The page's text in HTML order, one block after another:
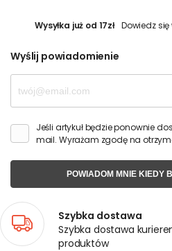
Wysyłka już od 17zł Dowiedz się
Wyślij powiadomienie
Jeśli artykuł będzie ponownie
mail. Wyrażam zgodę na
POWIADOM MNIE KIEDY
Szybka dostawa
Szybka dostawa
produktów